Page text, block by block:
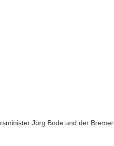
Jörg Bode und der Bremer